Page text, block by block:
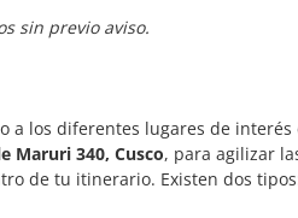
sin previo aviso.
a los diferentes lugares de
Maruri 340, Cusco, para agilizar
de tu itinerario. Existen dos